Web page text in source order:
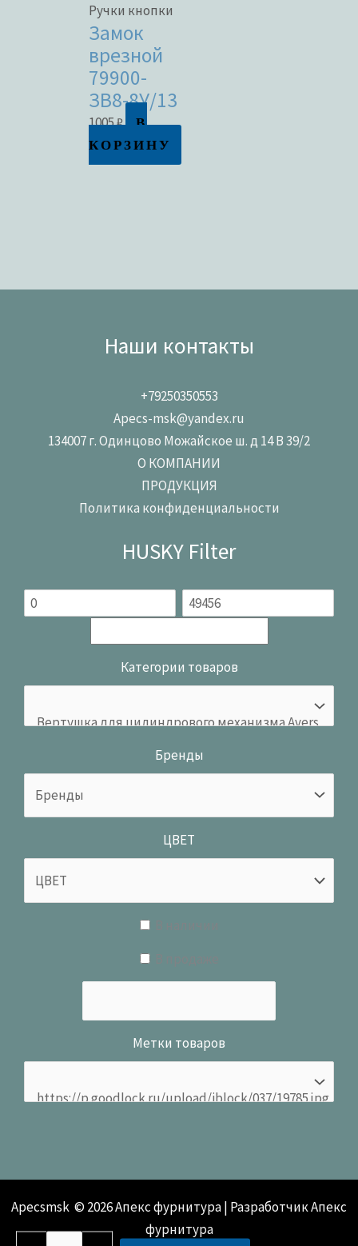
Ручки кнопки
Замок
врезной
79900-
ЗВ8-8У/13
1005₽
В
КОРЗИНУ
Наши контакты
+79250350553
Apecs-msk@yandex.ru
134007 г. Одинцово Можайское ш. д 14 В 39/2
О КОМПАНИИ
ПРОДУКЦИЯ
Политика конфиденциальности
HUSKY Filter
Категории товаров
Бренды
ЦВЕТ
Метки товаров
Apecsmsk © 2026 Апекс фурнитура | Разработчик Апекс
фурнитура